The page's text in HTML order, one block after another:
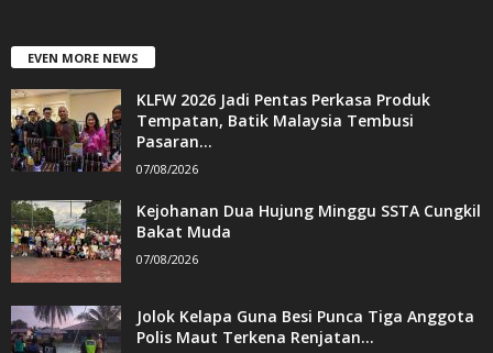
EVEN MORE NEWS
KLFW 2026 Jadi Pentas Perkasa Produk
Tempatan, Batik Malaysia Tembusi
Pasaran...
07/08/2026
Kejohanan Dua Hujung Minggu SSTA Cungkil
Bakat Muda
07/08/2026
Jolok Kelapa Guna Besi Punca Tiga Anggota
Polis Maut Terkena Renjatan...